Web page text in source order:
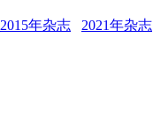
2015年杂志 2021年杂志